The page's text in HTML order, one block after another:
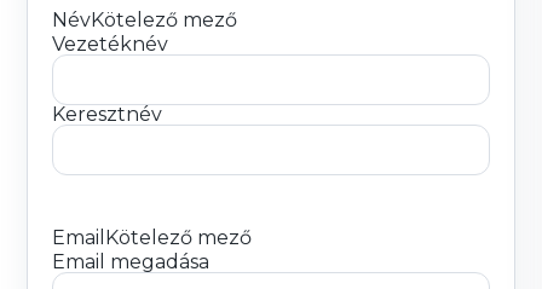
NévKötelező mező
Vezetéknév
Keresztnév
Email Kötelező mező
Email megadása